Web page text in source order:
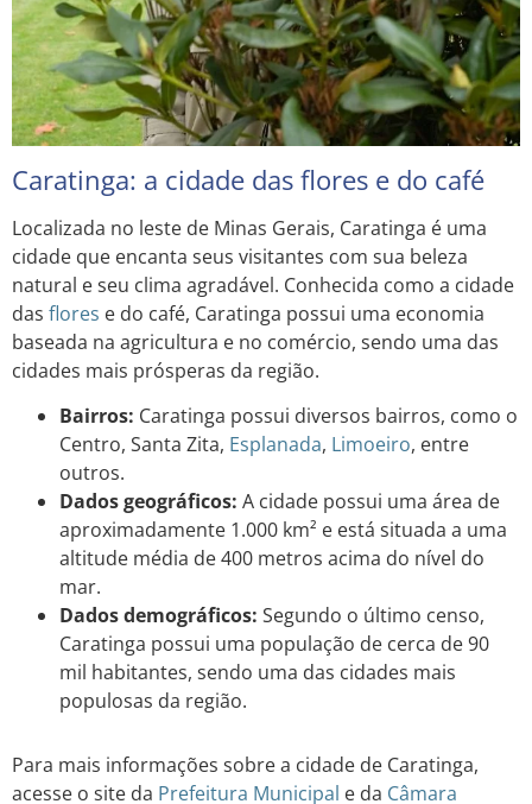
Caratinga: a cidade das flores e do café
Localizada no leste de Minas Gerais, Caratinga é uma
cidade que encanta seus visitantes com sua beleza
natural e seu clima agradável. Conhecida como a cidade
das flores e do café, Caratinga possui uma economia
baseada na agricultura e no comércio, sendo uma das
cidades mais prósperas da região.
Bairros: Caratinga possui diversos bairros, como o
Centro, Santa Zita, Esplanada, Limoeiro, entre
outros.
Dados geográficos: A cidade possui uma área de
aproximadamente 1.000 km² e está situada a uma
altitude média de 400 metros acima do nível do
mar.
Dados demográficos: Segundo o último censo,
Caratinga possui uma população de cerca de 90
mil habitantes, sendo uma das cidades mais
populosas da região.
Para mais informações sobre a cidade de Caratinga,
acesse o site da Prefeitura Municipal e da Câmara